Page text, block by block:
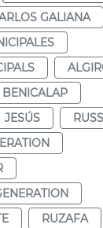
GALIANA
BENICALAP
JESÚS
RUZAFA